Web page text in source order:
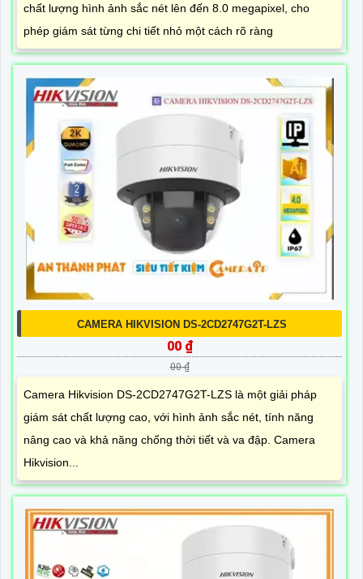
chất lượng hình ảnh sắc nét lên đến 8.0 megapixel, cho
phép giám sát từng chi tiết nhỏ một cách rõ ràng
CAMERA HIKVISION DS-2CD2747G2T-LZS
00 ₫
00 ₫
Camera Hikvision DS-2CD2747G2T-LZS là một giải pháp
giám sát chất lượng cao, với hình ảnh sắc nét, tính năng
nâng cao và khả năng chống thời tiết và va đập. Camera
Hikvision...